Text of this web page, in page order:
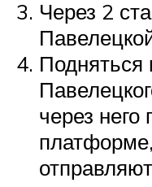
Через 2
Подняться
через него